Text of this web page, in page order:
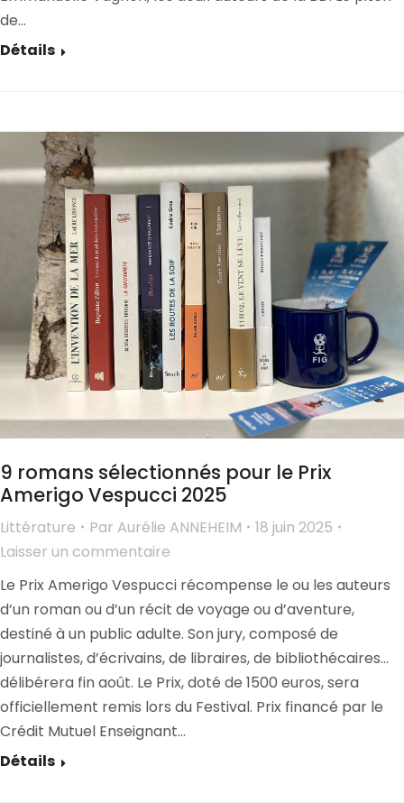
de…
Détails
9 romans sélectionnés pour le Prix
Amerigo Vespucci 2025
Littérature Par Aurélie ANNEHEIM
18 juin 2025
Laisser un commentaire
Le Prix Amerigo Vespucci récompense le ou les auteurs
d’un roman ou d’un récit de voyage ou d’aventure,
destiné à un public adulte. Son jury, composé de
journalistes, d’écrivains, de libraires, de bibliothécaires…
délibérera fin août. Le Prix, doté de 1500 euros, sera
officiellement remis lors du Festival. Prix financé par le
Crédit Mutuel Enseignant…
Détails